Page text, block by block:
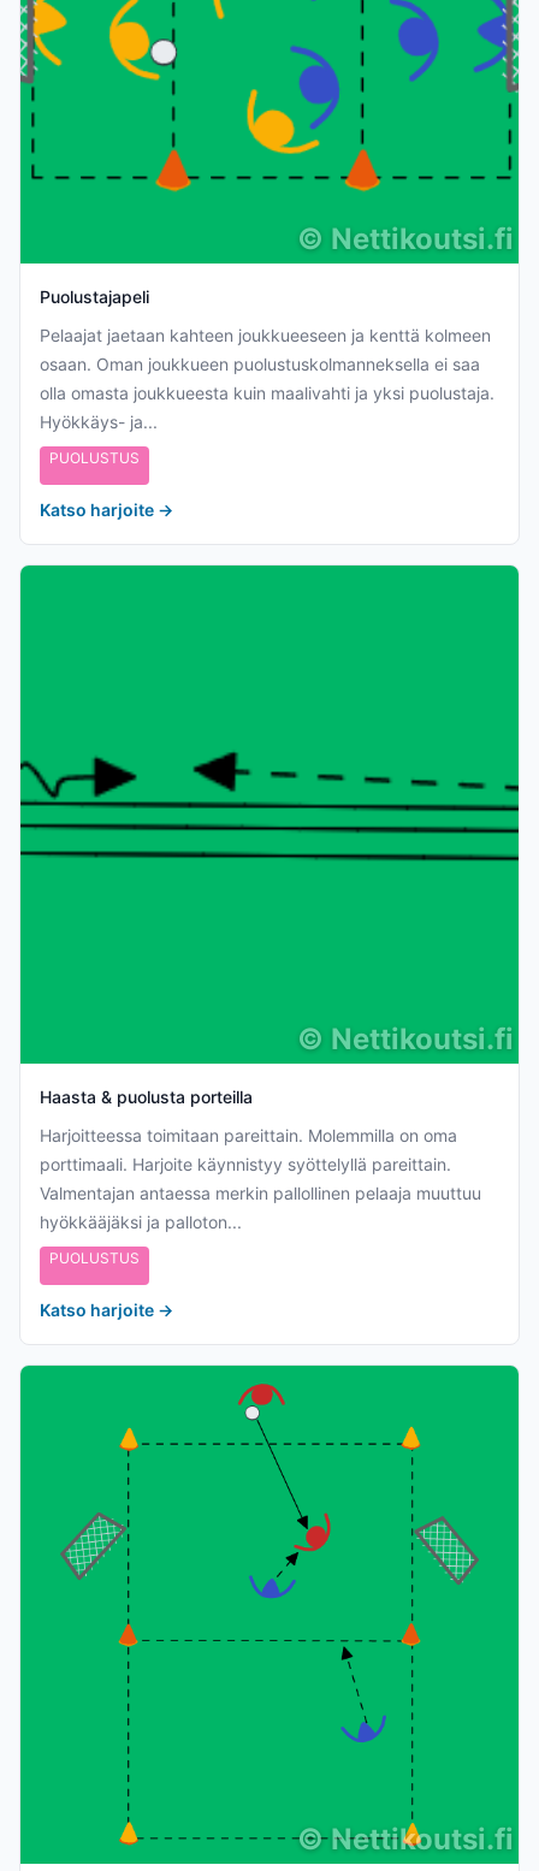
© Nettikoutsi.fi
Puolustajapeli
Pelaajat jaetaan kahteen joukkueeseen ja kenttä kolmeen
osaan. Oman joukkueen puolustuskolmanneksella ei saa
olla omasta joukkueesta kuin maalivahti ja yksi puolustaja.
Hyökkäys- ja...
PUOLUSTUS
Katso harjoite →
© Nettikoutsi.fi
Haasta & puolusta porteilla
Harjoitteessa toimitaan pareittain. Molemmilla on oma
porttimaali. Harjoite käynnistyy syöttelyllä pareittain.
Valmentajan antaessa merkin pallollinen pelaaja muuttuu
hyökkääjäksi ja palloton...
PUOLUSTUS
Katso harjoite →
©Nettikoutsi.fi